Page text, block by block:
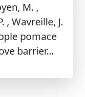
M. ,
, Wavreille, J.
pomace
barrier...